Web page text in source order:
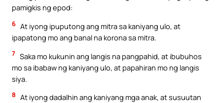
pamigkis ng epod:
6 At iyong ipuputong ang mitra sa kaniyang ulo, at
ipapatong mo ang banal na korona sa mitra.
7 Saka mo kukunin ang langis na pangpahid, at ibubuhos
mo sa ibabaw ng kaniyang ulo, at papahiran mo ng langis
siya.
8 At iyong dadalhin ang kaniyang mga anak, at susuutan